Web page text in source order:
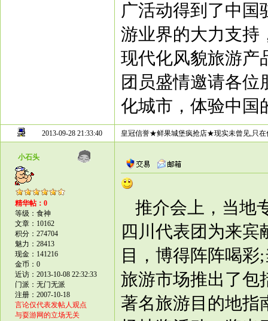
广活动得到了中国
游业界的大力支持
现代化风貌旅游产
团员盛情邀请各位
化城市，体验中国
2013-09-28 21:33:40 皇冠信誉★鲜果城堡疯抢店★现实未曾见,只在
小石头
精华帖：0
等级：食神
文章：10162
积分：274704
魅力：28413
现金：141216
金币：0
近访：2013-10-08 22:32:33
门派：无门无派
注册：2007-10-18
言论仅代表发帖人观点
与耍游网的立场无关
推介会上，当地
四川代表团为来宾
目，博得阵阵喝彩
旅游市场推出了包
著名旅游目的地指